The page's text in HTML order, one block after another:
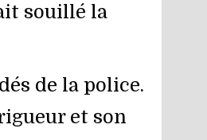
souillé la
de la police.
et son